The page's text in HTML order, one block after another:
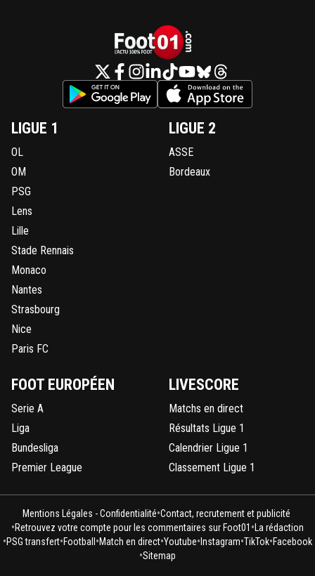
LIGUE 1
OL
OM
PSG
Lens
Lille
Stade Rennais
Monaco
Nantes
Strasbourg
Nice
Paris FC
LIGUE 2
ASSE
Bordeaux
FOOT EUROPÉEN
Serie A
Liga
Bundesliga
Premier League
LIVESCORE
Matchs en direct
Résultats Ligue 1
Calendrier Ligue 1
Classement Ligue 1
Mentions Légales - Confidentialité•Contact, recrutement et publicité
•Retrouvez votre compte pour les commentaires sur Foot01 •La rédaction
•PSG transfert•Football•Match en direct•Youtube•Instagram•TikTok•Facebook
•Sitemap